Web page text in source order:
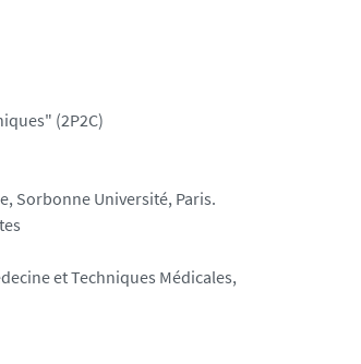
(2P2C)
Sorbonne Université, Paris.
et Techniques Médicales,